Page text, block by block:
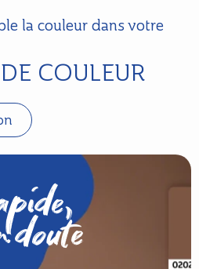
la couleur dans votre
COULEUR
doute